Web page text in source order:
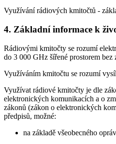
Využívání rádiových kmitočtů -
4. Základní informace k
Rádiovými kmitočty se rozumí
do 3 000 GHz šířené prostorem bez
Využíváním kmitočtu se rozumí
Využívat rádiové kmitočty je dle
elektronických komunikacích a o
zákonů (zákon o elektronických
předpisů, možné:
na základě všeobecného